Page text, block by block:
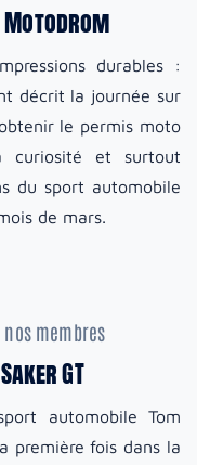
durables :
décrit la journée sur
le permis moto
curiosité et surtout
du sport automobile
de mars.
nos membres
GT
automobile Tom
première fois dans la